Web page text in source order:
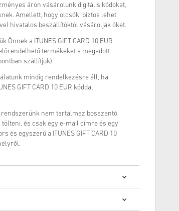
áron vásárolunk digitális kódokat,
Amellett, hogy olcsók, biztos lehet
hivatalos beszállítóktól vásárolják őket.
a ITUNES GIFT CARD 10 EUR
termékeket a megadott
szállítjuk)
mindig rendelkezésre áll, ha
GIFT CARD 10 EUR kóddal
nem tartalmaz bosszantó
és csak egy e-mail címre és egy
és egyszerű a ITUNES GIFT CARD 10
gyors és egyszerű: